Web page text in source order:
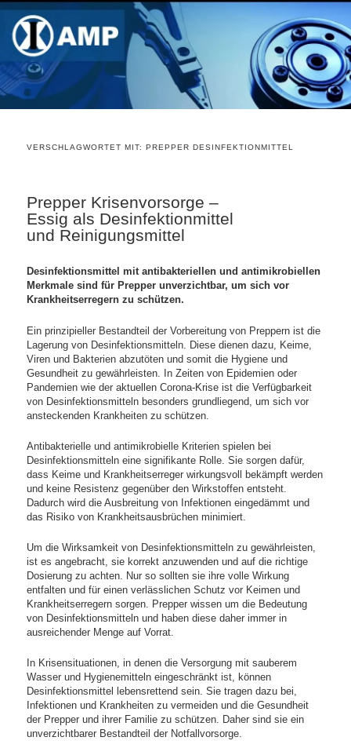
VERSCHLAGWORTET MIT:PREPPER DESINFEKTIONMITTEL
Prepper Krisenvorsorge –
Essig als Desinfektionmittel
und Reinigungsmittel
Desinfektionsmittel mit antibakteriellen und antimikrobiellen
Merkmale sind für Prepper unverzichtbar, um sich vor
Krankheitserregern zu schützen.
Ein prinzipieller Bestandteil der Vorbereitung von Preppern ist die
Lagerung von Desinfektionsmitteln. Diese dienen dazu, Keime,
Viren und Bakterien abzutöten und somit die Hygiene und
Gesundheit zu gewährleisten. In Zeiten von Epidemien oder
Pandemien wie der aktuellen Corona-Krise ist die Verfügbarkeit
von Desinfektionsmitteln besonders grundliegend, um sich vor
ansteckenden Krankheiten zu schützen.
Antibakterielle und antimikrobielle Kriterien spielen bei
Desinfektionsmitteln eine signifikante Rolle. Sie sorgen dafür,
dass Keime und Krankheitserreger wirkungsvoll bekämpft werden
und keine Resistenz gegenüber den Wirkstoffen entsteht.
Dadurch wird die Ausbreitung von Infektionen eingedämmt und
das Risiko von Krankheitsausbrüchen minimiert.
Um die Wirksamkeit von Desinfektionsmitteln zu gewährleisten,
ist es angebracht, sie korrekt anzuwenden und auf die richtige
Dosierung zu achten. Nur so sollten sie ihre volle Wirkung
entfalten und für einen verlässlichen Schutz vor Keimen und
Krankheitserregern sorgen. Prepper wissen um die Bedeutung
von Desinfektionsmitteln und haben diese daher immer in
ausreichender Menge auf Vorrat.
In Krisensituationen, in denen die Versorgung mit sauberem
Wasser und Hygienemitteln eingeschränkt ist, können
Desinfektionsmittel lebensrettend sein. Sie tragen dazu bei,
Infektionen und Krankheiten zu vermeiden und die Gesundheit
der Prepper und ihrer Familie zu schützen. Daher sind sie ein
unverzichtbarer Bestandteil der Notfallvorsorge.